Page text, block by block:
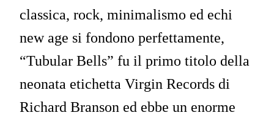
classica, rock, minimalismo ed echi
new age si fondono perfettamente,
“Tubular Bells” fu il primo titolo della
neonata etichetta Virgin Records di
Richard Branson ed ebbe un enorme